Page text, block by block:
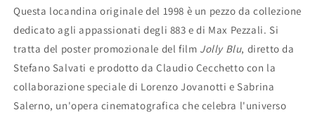
1998
1998
Questa locandina originale del 1998 è un pezzo da collezione
dedicato agli appassionati degli 883 e di Max Pezzali. Si
tratta del poster promozionale del film Jolly Blu, diretto da
Stefano Salvati e prodotto da Claudio Cecchetto con la
collaborazione speciale di Lorenzo Jovanotti e Sabrina
Salerno, un'opera cinematografica che celebra l'universo